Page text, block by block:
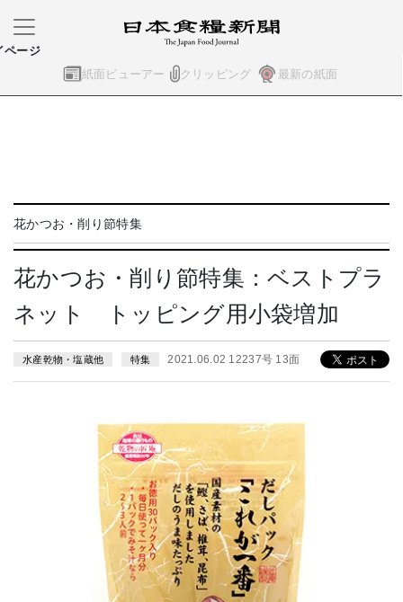
紙面ビューアー クリッピング 最新の紙面
ページ
花かつお・削り節特集
花かつお・削り節特集：ベストプラ
ネット トッピング用小袋増加
水産乾物・塩蔵他 特集 2021.06.02 12237号 13面